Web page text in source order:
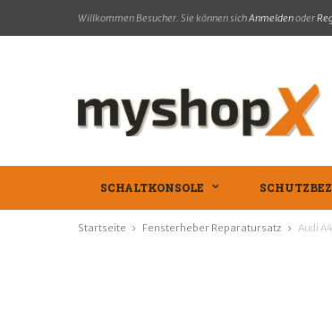
Willkommen Besucher. Sie können sichAnmeldenoder
SCHALTKONSOLE
Startseite Fensterheber Reparatursatz Audi A4